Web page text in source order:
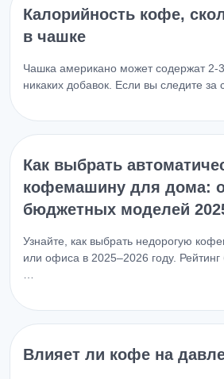
Калорийность кофе,
в чашке
Чашка американо может содержат 2-
никаких добавок. Если вы следите
Как выбрать
кофемашину для дома:
бюджетных моделей
Узнайте, как выбрать недорогую
или офиса в 2025–2026 году. Рейтинг
Влияет ли кофе на